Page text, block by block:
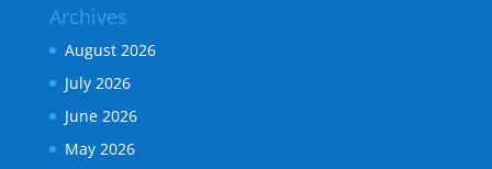
Archives
August 2026
July 2026
June 2026
May 2026